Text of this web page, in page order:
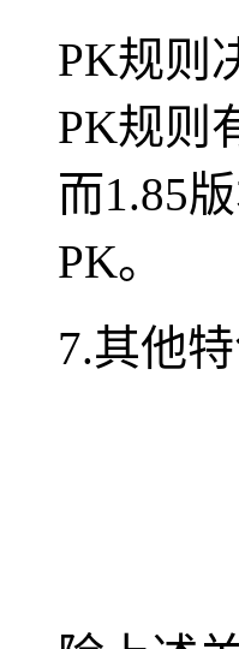
PK规则
PK规则
而1.85
PK。
7.其他特